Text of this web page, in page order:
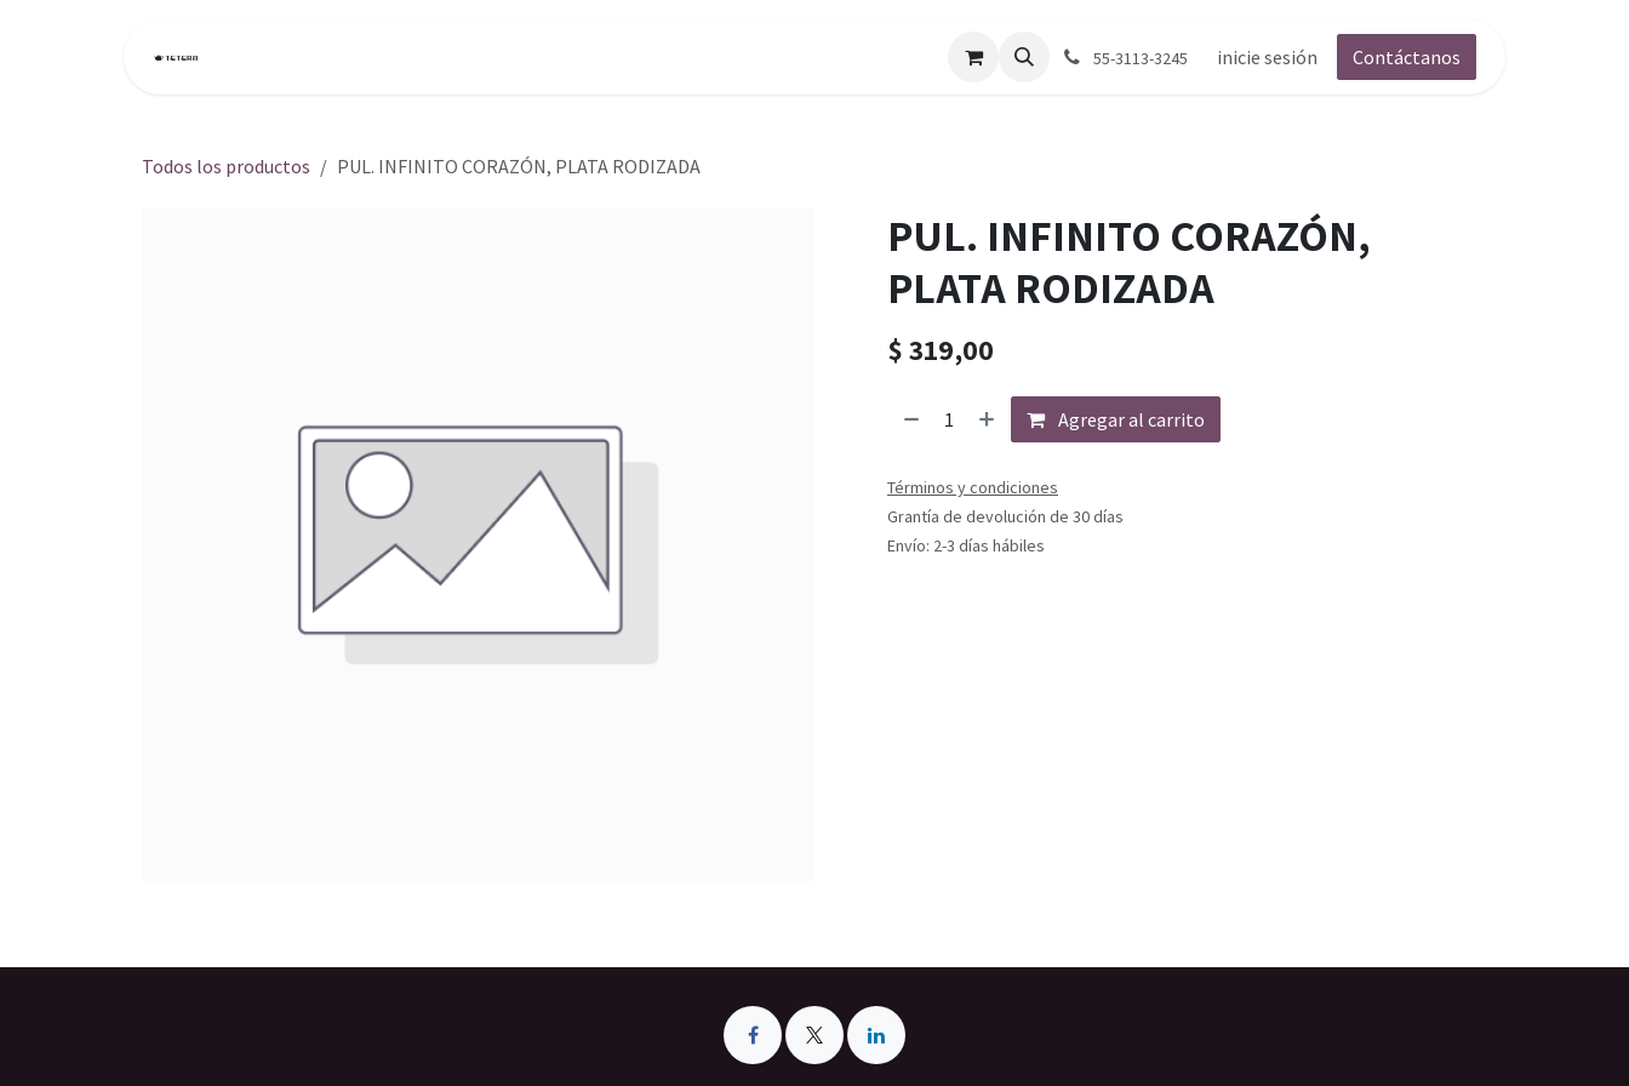
55-3113-3245 inicie sesión Contáctanos
Todos los productos PUL. INFINITO CORAZÓN, PLATA RODIZADA
PUL. INFINITO CORAZÓN,
PLATA RODIZADA
$319,00
Agregar al carrito
Términos y condiciones
Grantía de devolución de 30 días
Envío: 2-3 días hábiles